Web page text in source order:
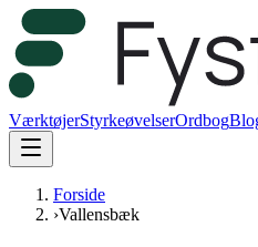
VærktøjerStyrkeøvelserOrdbog
Forside
›Vallensbæk